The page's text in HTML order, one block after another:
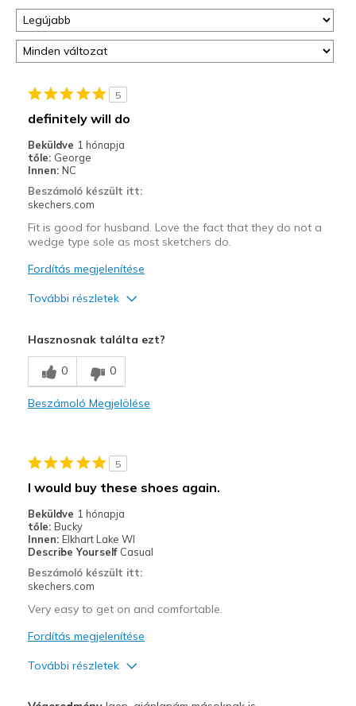
5
definitely will do
Beküldve 1 hónapja
tőle: George
Innen: NC
Beszámoló készült itt:
skechers.com
Fit is good for husband. Love the fact that they do not a
wedge type sole as most sketchers do.
Fordítás megjelenítése
További részletek
Sizing
Feels true to size
Hasznosnak találta ezt?
0 0
Beszámoló Megjelölése
5
I would buy these shoes again.
Beküldve 1 hónapja
tőle: Bucky
Innen: Elkhart Lake WI
Describe Yourself Casual
Beszámoló készült itt:
skechers.com
Very easy to get on and comfortable.
Fordítás megjelenítése
További részletek